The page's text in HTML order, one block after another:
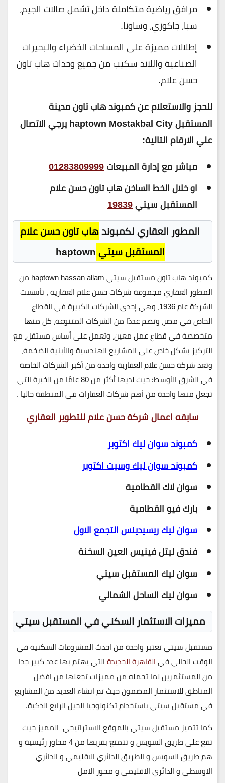
مرافق رياضية متكاملة داخل تشمل صالات الجيم،
سبا، جاكوزي، وساونا.
إطلالات مميزة على المساحات الخضراء والبحيرات
الصناعية واللاند سكيب من جميع وحدات هاب تاون
حسن علام.
للحجز والاستعلام عن كمبوند هاب تاون مدينة
المستقبل haptown Mostakbal City يرجي الاتصال
علي الارقام التالية:
مباشر مع إدارة المبيعات01283809999
او خلال الخط الساخن هاب تاون حسن علام
المستقبل سيتي19839
المطور العقاري لكمبوندهاب تاون حسن علام
المستقبل سيتيhaptown
كمبوند هاب تاون مستقبل سيتي haptown hassan allam من
المطور العقاري مجموعة شركات حسن علام العقارية , تأسست
الشركة عام 1936، وهي إحدى الشركات الكبيرة في القطاع
الخاص في مصر، وتضم عددًا من الشركات المتنوعة، كل منها
متخصصة في قطاع عمل معين، وتعمل على أساس مستقل، مع
التركيز بشكل خاص على المشاريع الهندسية والأبنية الضخمة،
وتعد شركة حسن علام العقارية واحدة من أكبر الشركات الخاصة
في الشرق الأوسط؛ حيث لديها أكثر من 80 عامًا من الخبرة التي
تجعل منها واحدة من أهم شركات العقارات في المنطقة حاليا .
سابقه اعمال شركة حسن علام للتطوير العقاري
كمبوند سوان ليك اكتوبر
كمبوند سوان ليك وسيت اكتوبر
سوان لاك القطامية
بارك فيو القطامية
سوان ليك ريسيدينس التجمع الاول
فندق ليتل فينيس العين السخنة
سوان ليك المستقبل سيتي
سوان ليك الساحل الشمالي
مميزات الاستثمار السكني في المستقبل سيتي
مستقبل سيتي تعتبر واحدة من احدث المشروعات السكنية في
الوقت الحالي فيالقاهرة الجديدةالتي يهتم بها عدد كبير جدا
من المستثمرين لما تحمله من مميزات تجعلها من افضل
المناطق للاستثمار المضمون حيث تم انشاء العديد من المشاريع
في مستقبل سيتي باستخدام تكنولوجيا الجيل الرابع الذكية.
كما تتميز مستقبل سيتي بالموقع الاستراتيجي المميز حيث
تقع على طريق السويس و تتمتع بقربها من 4 محاور رئيسية و
هم طريق السويس و الطريق الدائري الاقليمي و الدائري
الاوسطي و الدائري الاقليمي و محور الامل